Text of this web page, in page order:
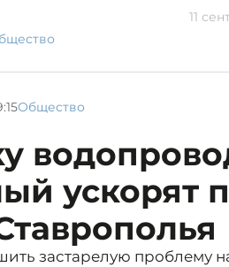
11
Общество
ускорят
застарелую проблему